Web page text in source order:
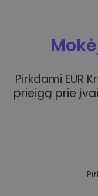
Pirkdami EUR
prieigą prie